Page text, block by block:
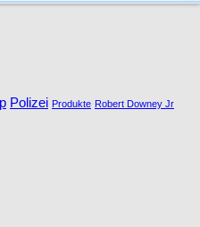
Polizei Produkte Robert Downey Jr